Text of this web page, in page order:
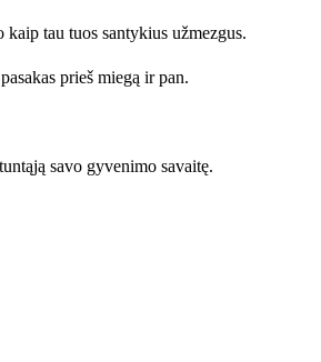
tau tuos santykius užmezgus.
prieš miegą ir pan.
savo gyvenimo savaitę.